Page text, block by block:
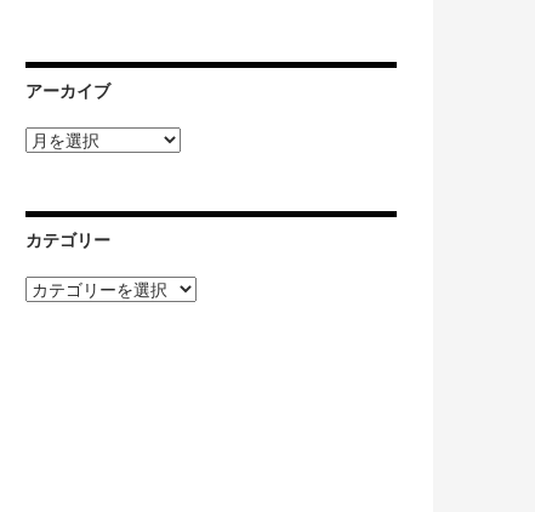
アーカイブ
ア
ー
ブ
カテゴリー
カ
テ